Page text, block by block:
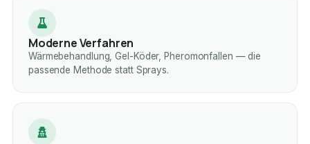
Moderne Verfahren
Wärmebehandlung, Gel-Köder, Pheromonfallen — die
passende Methode statt Sprays.